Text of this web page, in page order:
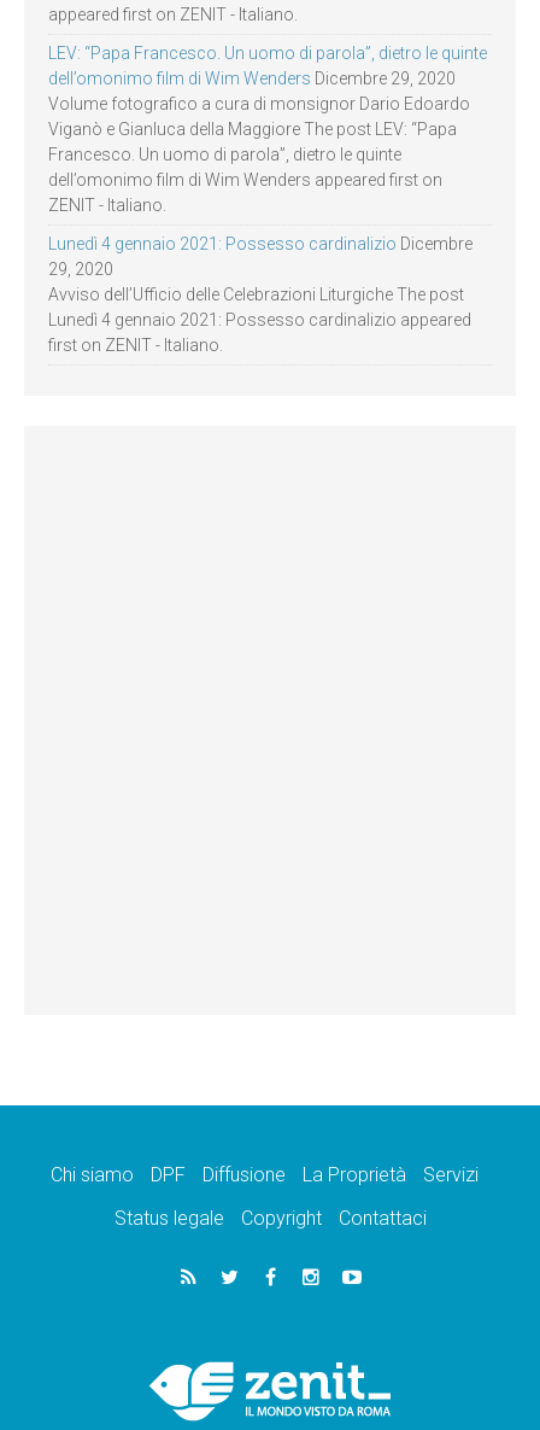
appeared first on ZENIT - Italiano.
LEV: “Papa Francesco. Un uomo di parola”, dietro le quinte
dell’omonimo film di Wim Wenders Dicembre 29, 2020
Volume fotografico a cura di monsignor Dario Edoardo
Viganò e Gianluca della Maggiore The post LEV: “Papa
Francesco. Un uomo di parola”, dietro le quinte
dell’omonimo film di Wim Wenders appeared first on
ZENIT - Italiano.
Lunedì 4 gennaio 2021: Possesso cardinalizio Dicembre
29, 2020
Avviso dell’Ufficio delle Celebrazioni Liturgiche The post
Lunedì 4 gennaio 2021: Possesso cardinalizio appeared
first on ZENIT - Italiano.
Chi siamo DPF Diffusione La Proprietà
Servizi
Status legale
Copyright Contattaci